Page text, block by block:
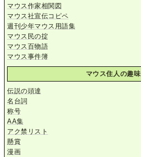
マウス作家相関図
マウス社宣伝コピペ
週刊少年マウス用語集
マウス民の掟
マウス百物語
マウス事件簿
マウス住人の趣味
伝説の頭達
名台詞
称号
AA集
アク禁リスト
懸賞
漫画